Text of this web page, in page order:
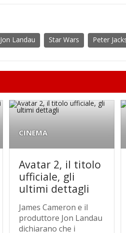
Jon Landau Star Wars Peter
CINEMA
Avatar 2, il titolo
ufficiale, gli
ultimi dettagli
James Cameron e il
produttore Jon Landau
dichiarano che i